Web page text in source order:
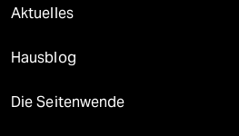
Aktuelles
Hausblog
Die Seitenwende